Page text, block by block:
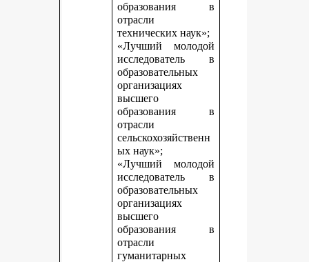
образования в
отрасли
технических наук»;
«Лучший молодой
исследователь в
образовательных
организациях
высшего
образования в
отрасли
сельскохозяйственн
ых наук»;
«Лучший молодой
исследователь в
образовательных
организациях
высшего
образования в
отрасли
гуманитарных